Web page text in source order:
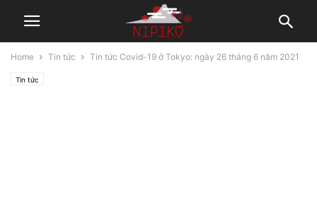
Home Tin tức Tin tức Covid-19 ở Tokyo: ngày 26 tháng 6 năm 2021
Tin tức